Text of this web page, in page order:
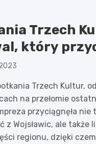
Trzech
który
Trzech Kultur,
na przełomie
przyciągnęła nie
z Wojsławic, ale także
regionu, dzięki